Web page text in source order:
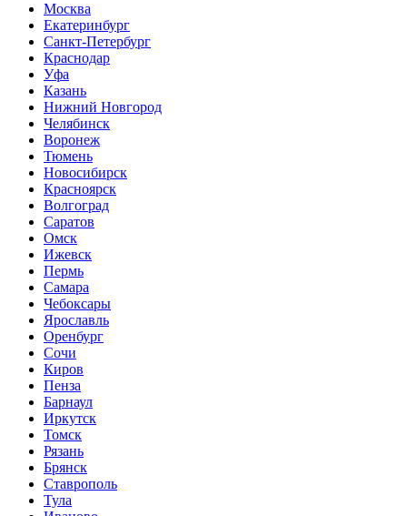
Москва
Екатеринбург
Санкт-Петербург
Краснодар
Уфа
Казань
Нижний Новгород
Челябинск
Воронеж
Тюмень
Новосибирск
Красноярск
Волгоград
Саратов
Омск
Ижевск
Пермь
Самара
Чебоксары
Ярославль
Оренбург
Сочи
Киров
Пенза
Барнаул
Иркутск
Томск
Рязань
Брянск
Ставрополь
Тула